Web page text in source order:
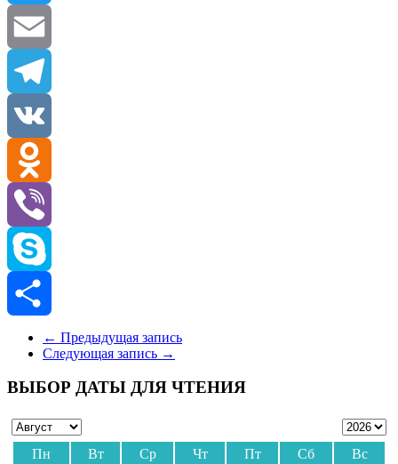
Twitter
Email
Telegram
VK
Odnoklassniki
Viber
Skype
Отправить
← Предыдущая запись
Следующая запись →
ВЫБОР ДАТЫ ДЛЯ ЧТЕНИЯ
Пн Вт Ср Чт Пт Сб
Вс